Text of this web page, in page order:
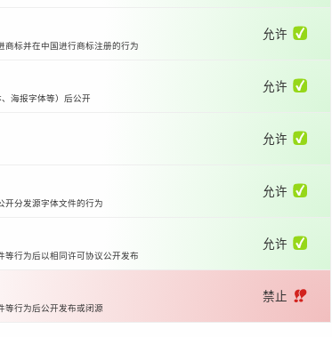
商标并在中国进行商标注册的行为
允许 ✅
海报字体等）后公开
允许 ✅
允许 ✅
开分发源字体文件的行为
允许 ✅
等行为后以相同许可协议公开发布
允许 ✅
等行为后公开发布或闭源
禁止 ‼️